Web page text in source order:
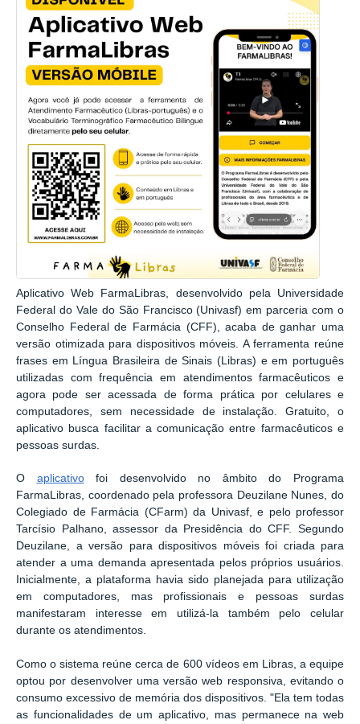
Aplicativo Web FarmaLibras, desenvolvido pela Universidade
Federal do Vale do São Francisco (Univasf) em parceria com o
Conselho Federal de Farmácia (CFF), acaba de ganhar uma
versão otimizada para dispositivos móveis. A ferramenta reúne
frases em Língua Brasileira de Sinais (Libras) e em português
utilizadas com frequência em atendimentos farmacêuticos e
agora pode ser acessada de forma prática por celulares e
computadores, sem necessidade de instalação. Gratuito, o
aplicativo busca facilitar a comunicação entre farmacêuticos e
pessoas surdas.
O aplicativofoi desenvolvido no âmbito do Programa
FarmaLibras, coordenado pela professora Deuzilane Nunes, do
Colegiado de Farmácia (CFarm) da Univasf, e pelo professor
Tarcísio Palhano, assessor da Presidência do CFF. Segundo
Deuzilane, a versão para dispositivos móveis foi criada para
atender a uma demanda apresentada pelos próprios usuários.
Inicialmente, a plataforma havia sido planejada para utilização
em computadores, mas profissionais e pessoas surdas
manifestaram interesse em utilizá-la também pelo celular
durante os atendimentos.
Como o sistema reúne cerca de 600 vídeos em Libras, a equipe
optou por desenvolver uma versão web responsiva, evitando o
consumo excessivo de memória dos dispositivos. "Ela tem todas
as funcionalidades de um aplicativo, mas permanece na web